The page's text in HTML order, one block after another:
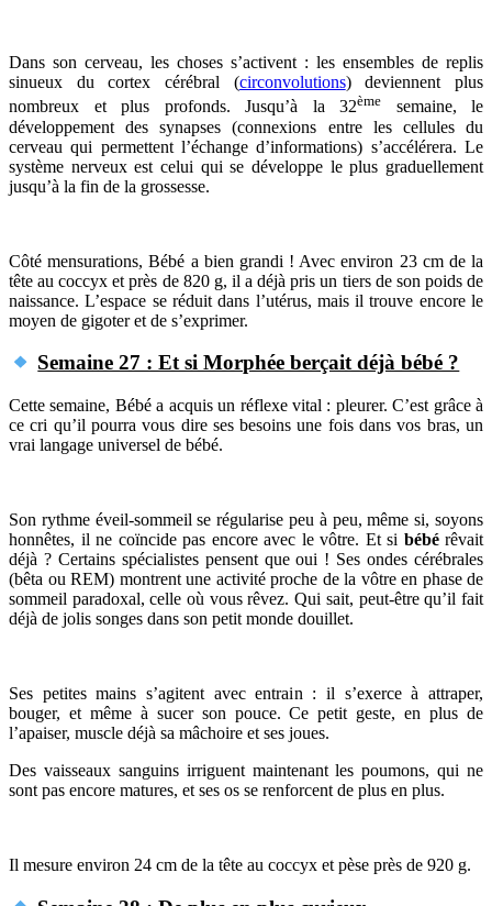
Dans son cerveau, les choses s’activent : les ensembles de replis
sinueux du cortex cérébral (circonvolutions) deviennent plus
nombreux et plus profonds. Jusqu’à la 32ème semaine, le
développement des synapses (connexions entre les cellules du
cerveau qui permettent l’échange d’informations) s’accélérera. Le
système nerveux est celui qui se développe le plus graduellement
jusqu’à la fin de la grossesse.
Côté mensurations, Bébé a bien grandi ! Avec environ 23 cm de la
tête au coccyx et près de 820 g, il a déjà pris un tiers de son poids de
naissance. L’espace se réduit dans l’utérus, mais il trouve encore le
moyen de gigoter et de s’exprimer.
Semaine 27 : Et si Morphée berçait déjà bébé ?
Cette semaine, Bébé a acquis un réflexe vital : pleurer. C’est grâce à
ce cri qu’il pourra vous dire ses besoins une fois dans vos bras, un
vrai langage universel de bébé.
Son rythme éveil-sommeil se régularise peu à peu, même si, soyons
honnêtes, il ne coïncide pas encore avec le vôtre. Et si bébérêvait
déjà ? Certains spécialistes pensent que oui ! Ses ondes cérébrales
(bêta ou REM) montrent une activité proche de la vôtre en phase de
sommeil paradoxal, celle où vous rêvez. Qui sait, peut-être qu’il fait
déjà de jolis songes dans son petit monde douillet.
Ses petites mains s’agitent avec entrain : il s’exerce à attraper,
bouger, et même à sucer son pouce. Ce petit geste, en plus de
l’apaiser, muscle déjà sa mâchoire et ses joues.
Des vaisseaux sanguins irriguent maintenant les poumons, qui ne
sont pas encore matures, et ses os se renforcent de plus en plus.
Il mesure environ 24 cm de la tête au coccyx et pèse près de 920 g.